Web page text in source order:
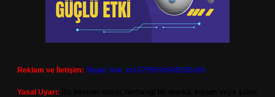
Reklam ve İletişim: Skype: live:.cid.575569c608265c69
Yasal Uyarı: